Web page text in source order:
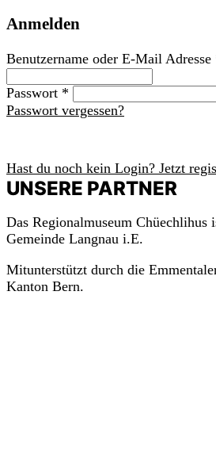
Anmelden
Benutzername oder E-Mail Adresse
Passwort *
Passwort vergessen?
Hast du noch kein Login? Jetzt
UNSERE PARTNER
Das Regionalmuseum Chüechlihus
Gemeinde Langnau i.E.
Mitunterstützt durch die
Kanton Bern.